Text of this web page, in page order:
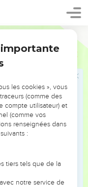
la trempera dans
tente, sur tous les
sur celui qui a
un mort ou un
celui qui est impur, le
le purifiera le
et se lavera dans
se purifiera pas, sera
la souillure n’a
Celui qui
les cookies », vous
(comme des
compte utilisateur) et
(comme vos
renseignées dans
:
tiers tels que de la
notre service de